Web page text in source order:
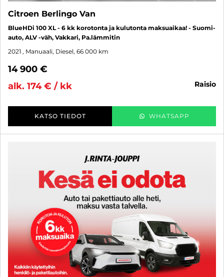
Citroen Berlingo Van
BlueHDi 100 XL - 6 kk korotonta ja kulutonta maksuaikaa! - Suomi-
auto, ALV -väh, Vakkari, Pa.lämmitin
2021 , Manuaali, Diesel, 66 000 km
14 900 €
alk. 174 € / kk
raisio
KATSO TIEDOT WHATSAPP